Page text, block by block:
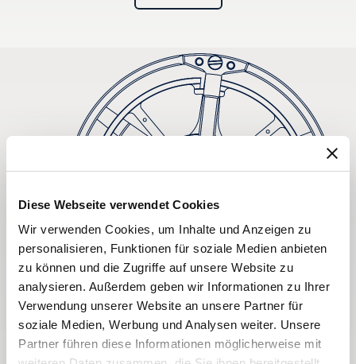
Diese Webseite verwendet Cookies
Wir verwenden Cookies, um Inhalte und Anzeigen zu
personalisieren, Funktionen für soziale Medien anbieten
zu können und die Zugriffe auf unsere Website zu
analysieren. Außerdem geben wir Informationen zu Ihrer
Verwendung unserer Website an unsere Partner für
soziale Medien, Werbung und Analysen weiter. Unsere
Partner führen diese Informationen möglicherweise mit